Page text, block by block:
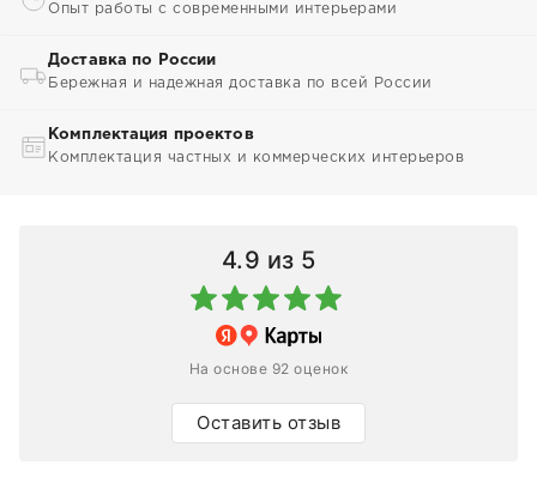
Опыт работы с современными интерьерами
Доставка по России
Бережная и надежная доставка по всей России
Комплектация проектов
Комплектация частных и коммерческих интерьеров
4.9 из 5
На основе 92 оценок
Оставить отзыв